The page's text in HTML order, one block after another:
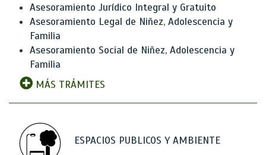
Asesoramiento Jurídico Integral y Gratuito
Asesoramiento Legal de Niñez, Adolescencia y
Familia
Asesoramiento Social de Niñez, Adolescencia y
Familia
MÁS TRÁMITES
ESPACIOS PUBLICOS Y AMBIENTE